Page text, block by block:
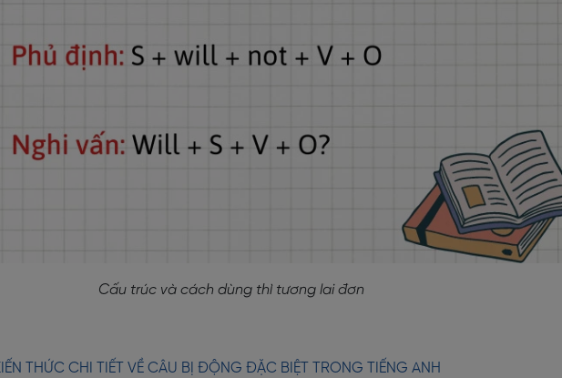
Cấu trúc và cách dùng thì tương lai đơn
THỨC CHI TIẾT VỀ CÂU BỊ ĐỘNG ĐẶC BIỆT TRONG TIẾNG ANH